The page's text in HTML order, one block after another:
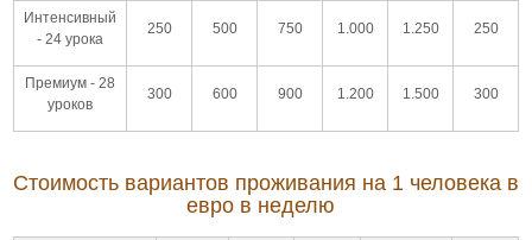
Интенсивный
- 24 урока
250 500 750 1.000 1.250 250
Премиум - 28
уроков
300 600 900 1.200 1.500 300
Стоимость вариантов проживания на 1 человека в
евро в неделю